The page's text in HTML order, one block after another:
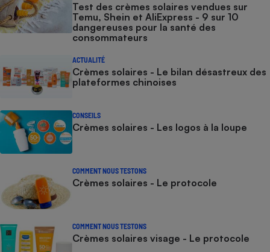
Test des crèmes solaires vendues sur
Temu, Shein et AliExpress - 9 sur 10
dangereuses pour la santé des
consommateurs
ACTUALITÉ
Crèmes solaires - Le bilan désastreux des
plateformes chinoises
CONSEILS
Crèmes solaires - Les logos à la loupe
COMMENT NOUS TESTONS
Crèmes solaires - Le protocole
COMMENT NOUS TESTONS
Crèmes solaires visage - Le protocole